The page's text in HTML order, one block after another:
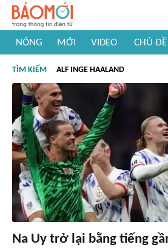
NÓNG MỚI VIDEO CHỦ ĐỀ
#Khám phá thế giới
TÌM KIẾM ALF INGE HAALAND
Na Uy trở lại bằng tiếng